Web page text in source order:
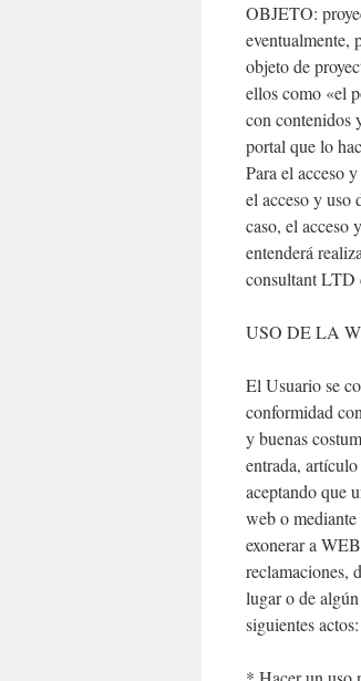
OBJETO:
eventualmente,
objeto de
ellos como «el
con contenidos
portal que lo
Para el acceso
el acceso y uso
caso, el acceso
entenderá
consultant LTD
USO DE LA
El Usuario se
conformidad
y buenas
entrada,
aceptando que
web o
exonerar a
reclamaciones,
lugar o de
siguientes actos: